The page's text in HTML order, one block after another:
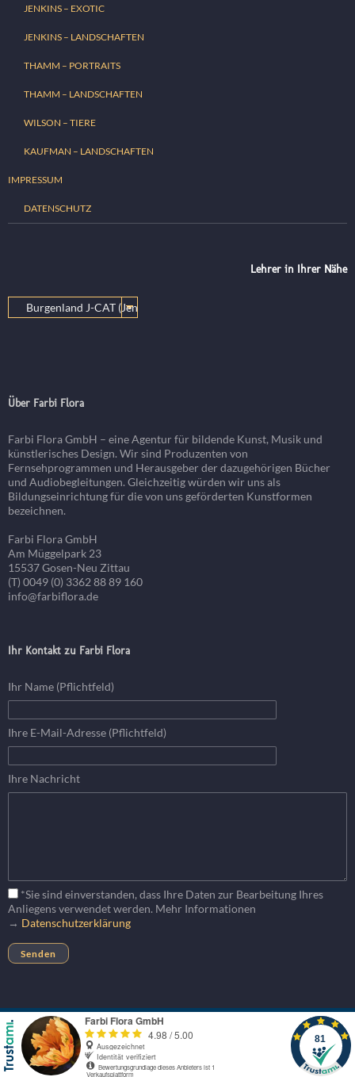
JENKINS – EXOTIC
JENKINS – LANDSCHAFTEN
THAMM – PORTRAITS
THAMM – LANDSCHAFTEN
WILSON – TIERE
KAUFMAN – LANDSCHAFTEN
IMPRESSUM
DATENSCHUTZ
Lehrer in Ihrer Nähe
Über Farbi Flora
Farbi Flora GmbH – eine Agentur für bildende Kunst, Musik und
künstlerisches Design. Wir sind Produzenten von
Fernsehprogrammen und Herausgeber der dazugehörigen Bücher
und Audiobegleitungen. Gleichzeitig würden wir uns als
Bildungseinrichtung für die von uns geförderten Kunstformen
bezeichnen.
Farbi Flora GmbH
Am Müggelpark 23
15537 Gosen-Neu Zittau
(T) 0049 (0) 3362 88 89 160
info@farbiflora.de
Ihr Kontakt zu Farbi Flora
Ihr Name (Pflichtfeld)
Ihre E-Mail-Adresse (Pflichtfeld)
Ihre Nachricht
*Sie sind einverstanden, dass Ihre Daten zur Bearbeitung Ihres
Anliegens verwendet werden. Mehr Informationen
→ Datenschutzerklärung